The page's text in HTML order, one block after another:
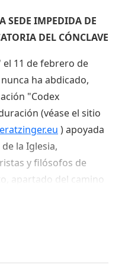
SEDE IMPEDIDA DE
DEL CÓNCLAVE
11 de febrero de
ha abdicado,
"Codex
(véase el sitio
) apoyada
la Iglesia,
y filósofos de
apartado del camino
destronamiento,
totalmente